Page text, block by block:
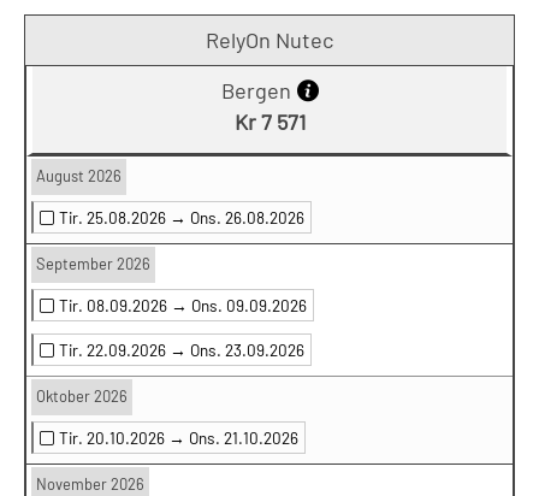
RelyOn Nutec
Bergen
Kr 7 571
August 2026
Tir. 25.08.2026 → Ons. 26.08.2026
September 2026
Tir. 08.09.2026 → Ons. 09.09.2026
Tir. 22.09.2026 → Ons. 23.09.2026
Oktober 2026
Tir. 20.10.2026 → Ons. 21.10.2026
November 2026